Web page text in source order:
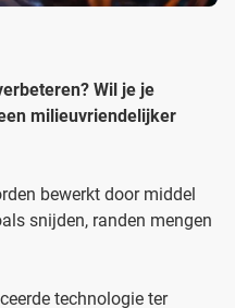
Wil je je
milieuvriendelijker
bewerkt door middel
snijden, randen mengen
technologie ter